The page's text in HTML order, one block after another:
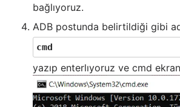
bağlıyoruz.
ADB postunda belirtildiği gibi
cmd
yazıp enterlıyoruz ve cmd